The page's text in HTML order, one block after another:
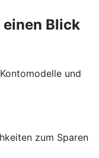
einen Blick
und
zum Sparen